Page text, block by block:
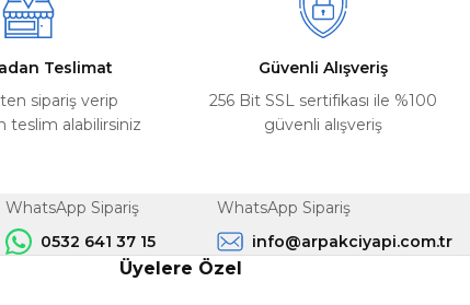
Teslimat
sipariş verip
teslim alabilirsiniz
Güvenli Alışveriş
256 Bit SSL sertifikası ile %100
güvenli alışveriş
WhatsApp Sipariş
0532 641 37 15
WhatsApp Sipariş
info@arpakciyapi.com.tr
Üyelere Özel